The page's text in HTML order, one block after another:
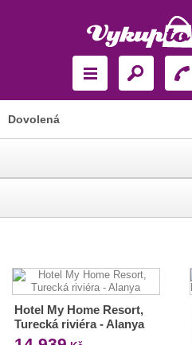
Dovolená
Hotel My Home Resort,
Turecká riviéra - Alanya